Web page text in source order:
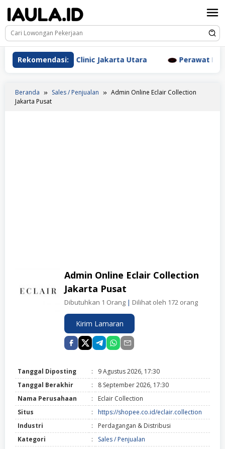
konten
Rekomendasi:
Aesthetic Clinic Jakarta Utara Perawat Dr.
Beranda Sales / Penjualan
Admin Online Eclair Collection
Jakarta Pusat
Admin Online Eclair Collection
Jakarta Pusat
Dibutuhkan 1 Orang | Dilihat oleh 172 orang
Kirim Lamaran
Tanggal Diposting :
9 Agustus 2026, 17:30
Tanggal Berakhir
:
8 September 2026, 17:30
Nama Perusahaan
:
Eclair Collection
Situs
:
https://shopee.co.id/eclair.collection
Industri
:
Perdagangan & Distribusi
Kategori
:
Sales / Penjualan